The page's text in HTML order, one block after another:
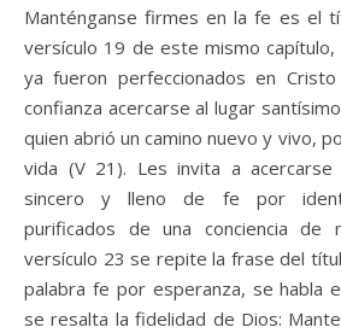
Manténganse firmes en la fe es el
versículo 19 de este mismo
ya fueron perfeccionados en
confianza acercarse al lugar
quien abrió un camino nuevo y vivo,
vida (V 21). Les invita a
sincero y lleno de fe por
purificados de una conciencia de
versículo 23 se repite la frase del
palabra fe por esperanza, se habla
se resalta la fidelidad de Dios: